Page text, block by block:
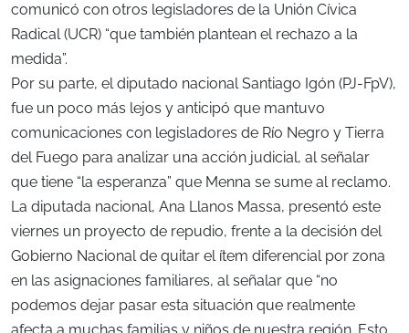
comunicó con otros legisladores de la Unión Cívica
Radical (UCR) “que también plantean el rechazo a la
medida”.
Por su parte, el diputado nacional Santiago Igón (PJ-FpV),
fue un poco más lejos y anticipó que mantuvo
comunicaciones con legisladores de Río Negro y Tierra
del Fuego para analizar una acción judicial, al señalar
que tiene “la esperanza” que Menna se sume al reclamo.
La diputada nacional, Ana Llanos Massa, presentó este
viernes un proyecto de repudio, frente a la decisión del
Gobierno Nacional de quitar el ítem diferencial por zona
en las asignaciones familiares, al señalar que “no
podemos dejar pasar esta situación que realmente